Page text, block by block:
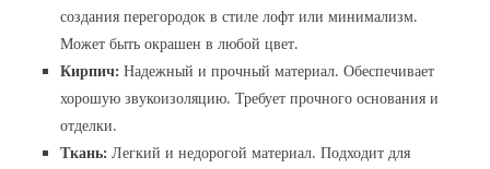
создания перегородок в стиле лофт или минимализм.
Может быть окрашен в любой цвет.
Кирпич: Надежный и прочный материал. Обеспечивает
хорошую звукоизоляцию. Требует прочного основания и
отделки.
Ткань: Легкий и недорогой материал. Подходит для